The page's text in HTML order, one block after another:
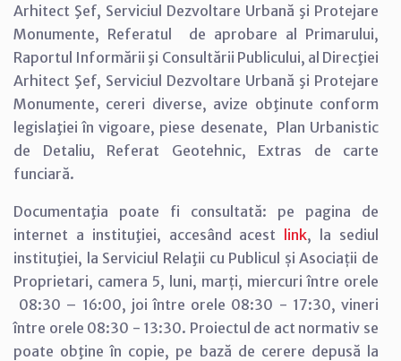
Arhitect Şef, Serviciul Dezvoltare Urbană şi Protejare
Monumente, Referatul de aprobare al Primarului,
Raportul Informării şi Consultării Publicului, al Direcţiei
Arhitect Şef, Serviciul Dezvoltare Urbană şi Protejare
Monumente, cereri diverse, avize obţinute conform
legislaţiei în vigoare, piese desenate, Plan Urbanistic
de Detaliu, Referat Geotehnic, Extras de carte
funciară.
Documentaţia poate fi consultată: pe pagina de
internet a instituţiei, accesând acest link, la sediul
instituţiei, la Serviciul Relaţii cu Publicul și Asociații de
Proprietari, camera 5, luni, marți, miercuri între orele
08:30 – 16:00, joi între orele 08:30 - 17:30, vineri
între orele 08:30 - 13:30. Proiectul de act normativ se
poate obţine în copie, pe bază de cerere depusă la